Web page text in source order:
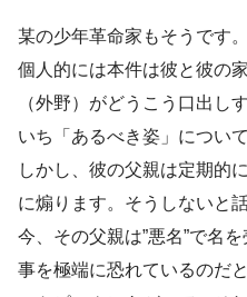
某の少年革命家もそうです。
個人的には本件は彼と彼の
（外野）がどうこう口出し
いち「あるべき姿」につい
しかし、彼の父親は定期的
に煽ります。そうしないと
今、その父親は”悪名”で名
事を極端に恐れているのだ